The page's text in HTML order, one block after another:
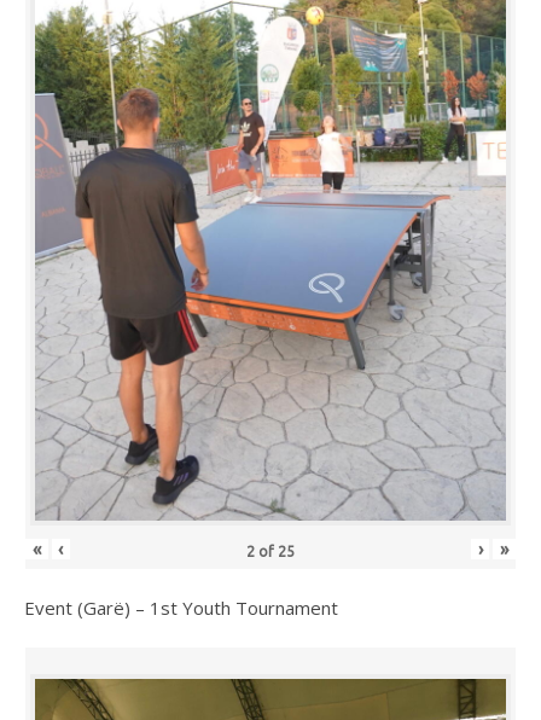
« ‹ 2 of 25 › »
Event (Garë) – 1st Youth Tournament